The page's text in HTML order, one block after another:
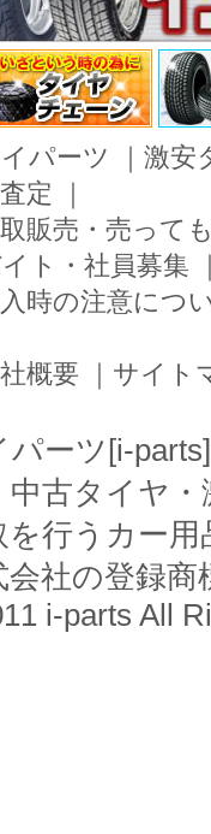
パーツ ｜ 激安
定 ｜
販売・売って
ト・社員募集
時の注意につ
概要 ｜ サイト
パーツ[i-
中古タイヤ
を行うカー
会社の登録商
i-parts All